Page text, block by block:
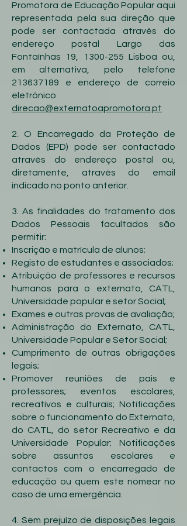
Promotora de Educação Popular aqui
representada pela sua direção que
pode ser contactada através do
endereço postal Largo das
Fontaínhas 19,
1300-255 Lisboa ou,
em alternativa, pelo telefone
213637189 e endereço de correio
eletrónico
direcao@externatoapromotora.pt
2. O Encarregado da Proteção de
Dados (EPD) pode ser contactado
através do endereço postal ou,
diretamente, através do email
indicado no ponto anterior.
3. As finalidades do tratamento dos
Dados Pessoais facultados são
permitir:
Inscrição e matrícula de alunos;
Registo de estudantes e associados;
Atribuição de professores e recursos
humanos para o externato, CATL,
Universidade popular e setor Social;
Exames e outras provas de avaliação;
Administração do Externato, CATL,
Universidade Popular e Setor Social;
Cumprimento de outras obrigações
legais;
Promover reuniões de pais e
professores; eventos escolares,
recreativos e culturais; Notificações
sobre o funcionamento do Externato,
do CATL, do setor Recreativo e da
Universidade Popular; Notificações
sobre assuntos escolares e
contactos com o encarregado de
educação ou quem este nomear no
caso de uma emergência.
4. Sem prejuízo de disposições legais